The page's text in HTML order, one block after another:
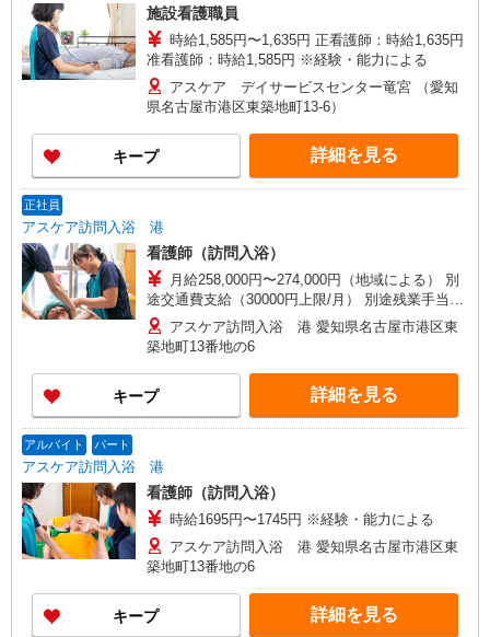
施設看護職員
時給1,585円〜1,635円 正看護師：時給1,635円
准看護師：時給1,585円 ※経験・能力による
アスケア デイサービスセンター竜宮 （愛知
県名古屋市港区東築地町13-6）
キープ 詳細を見る
正社員
アスケア訪問入浴 港
看護師（訪問入浴）
月給258,000円〜274,000円（地域による） 別
途交通費支給（30000円上限/月） 別途残業手当
（月平均残業時間20時間）残業代全額支給
アスケア訪問入浴 港 愛知県名古屋市港区東
築地町13番地の6
キープ 詳細を見る
アルバイト パート
アスケア訪問入浴 港
看護師（訪問入浴）
時給1695円〜1745円 ※経験・能力による
アスケア訪問入浴 港 愛知県名古屋市港区東
築地町13番地の6
キープ 詳細を見る